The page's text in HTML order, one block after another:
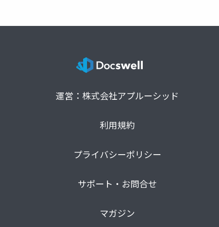
運営：株式会社アプルーシッド
利用規約
プライバシーポリシー
サポート・お問合せ
マガジン